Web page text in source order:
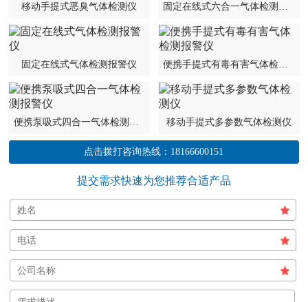
移动手提式恶臭气体检测仪 固定在线式六合一气体检测报警仪
固定在线式气体检测报警仪 便携手提式有毒有害气体检测报警仪
便携泵吸式四合一气体检测报警仪 移动手提式多参数气体检测仪
点击拨打咨询热线： 18166600151
提交需求快速为您推荐合适产品